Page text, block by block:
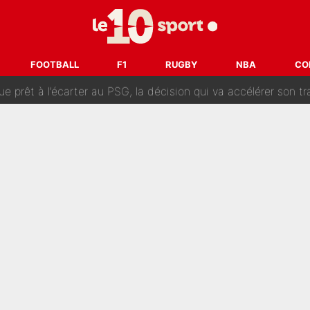
FOOTBALL F1 RUGBY NBA
officialisent enfin leur couple : La photo qui enflamme
Gianni Infantino ? «Il serait un mauvais président», le patron
prêt à l’écarter au PSG, la décision qui va accélérer son